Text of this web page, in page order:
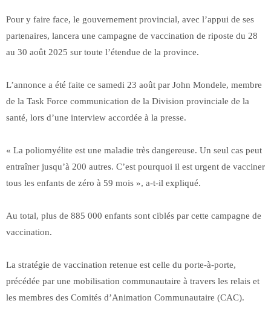
Pour y faire face, le gouvernement provincial, avec l’appui de ses
partenaires, lancera une campagne de vaccination de riposte du 28
au 30 août 2025 sur toute l’étendue de la province.
L’annonce a été faite ce samedi 23 août par John Mondele, membre
de la Task Force communication de la Division provinciale de la
santé, lors d’une interview accordée à la presse.
« La poliomyélite est une maladie très dangereuse. Un seul cas peut
entraîner jusqu’à 200 autres. C’est pourquoi il est urgent de vacciner
tous les enfants de zéro à 59 mois », a-t-il expliqué.
Au total, plus de 885 000 enfants sont ciblés par cette campagne de
vaccination.
La stratégie de vaccination retenue est celle du porte-à-porte,
précédée par une mobilisation communautaire à travers les relais et
les membres des Comités d’Animation Communautaire (CAC).